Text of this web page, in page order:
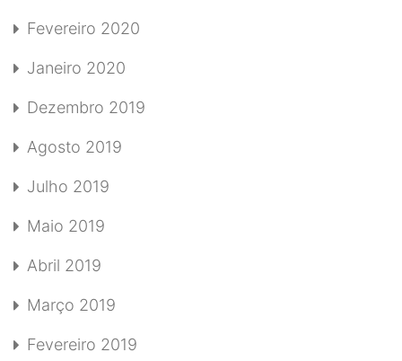
Fevereiro 2020
Janeiro 2020
Dezembro 2019
Agosto 2019
Julho 2019
Maio 2019
Abril 2019
Março 2019
Fevereiro 2019